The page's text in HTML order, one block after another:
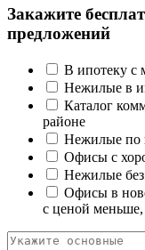
Закажите
предложений
В ипотеку с
Нежилые в
Каталог
районе
Нежилые по
Офисы с
Нежилые
Офисы в
с ценой